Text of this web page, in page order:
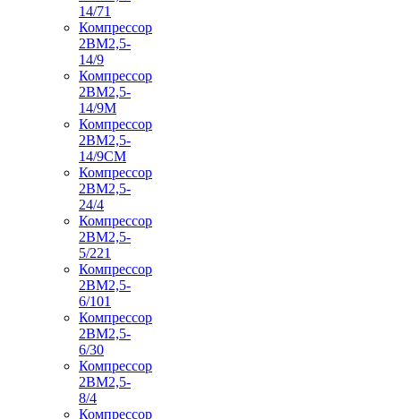
14/71
Компрессор
2ВМ2,5-
14/9
Компрессор
2ВМ2,5-
14/9М
Компрессор
2ВМ2,5-
14/9СМ
Компрессор
2ВМ2,5-
24/4
Компрессор
2ВМ2,5-
5/221
Компрессор
2ВМ2,5-
6/101
Компрессор
2ВМ2,5-
6/30
Компрессор
2ВМ2,5-
8/4
Компрессор